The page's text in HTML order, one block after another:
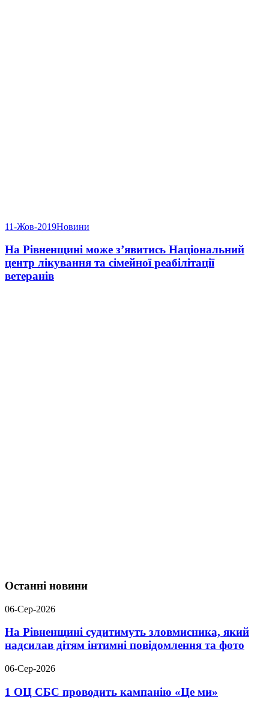
11-Жов-2019Новини
На Рівненщині може з’явитись Національний
центр лікування та сімейної реабілітації
ветеранів
Останні новини
06-Сер-2026
На Рівненщині судитимуть зловмисника, який
надсилав дітям інтимні повідомлення та фото
06-Сер-2026
1 ОЦ СБС проводить кампанію «Це ми»